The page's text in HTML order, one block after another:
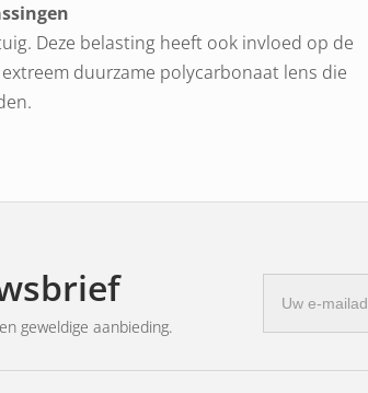
Deze belasting heeft ook invloed op de
duurzame polycarbonaat lens die
spelen een belangrijke
van de LED-hulpverlichting.
verlichting is belangrijk in het terrein,
hulplamp eenvoudig worden gemonteerd
geweldige aanbieding.
mailadres